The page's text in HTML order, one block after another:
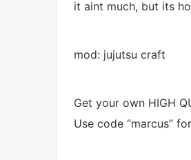
it aint much, but its
mod: jujutsu craft
Get your own HIGH
Use code “marcus”